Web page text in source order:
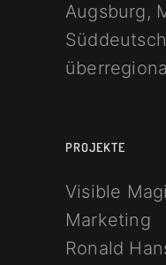
Augsburg,
PROJEKTE
Visible
Marketing
Ronald